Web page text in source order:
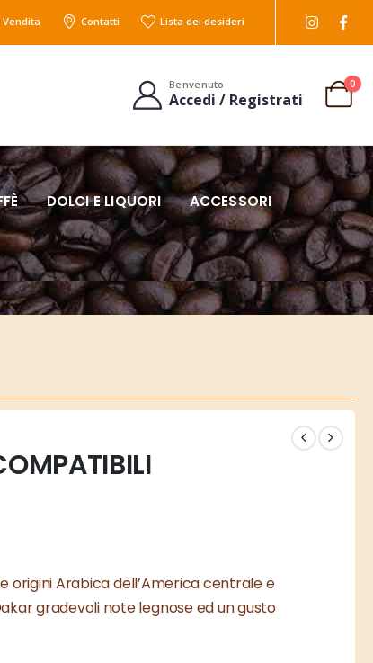
Vendita Contatti Lista dei desideri
Benvenuto
Accedi / Registrati
0
DOLCI E LIQUORI ACCESSORI
origini Arabica dell’America centrale e
gradevoli note legnose ed un gusto